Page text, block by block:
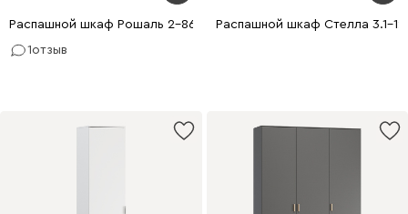
Распашной шкаф Рошаль 2-86x190 Ротанг
1отзыв
Распашной шкаф Стелла 3.1-